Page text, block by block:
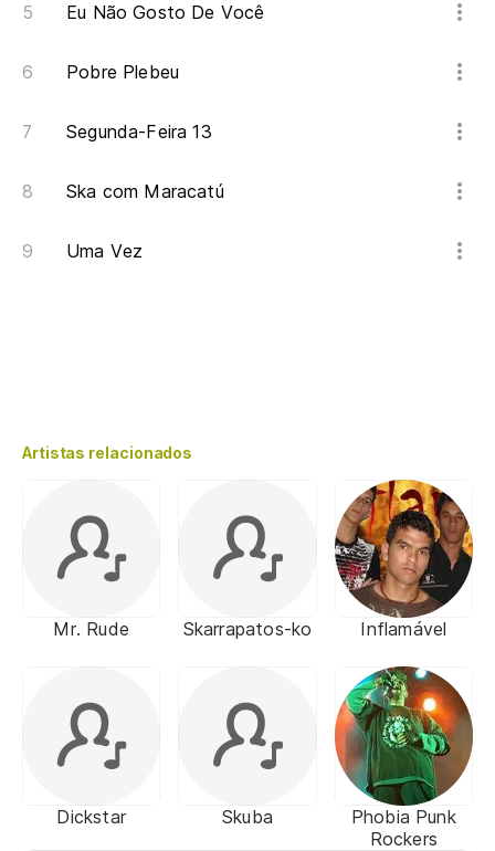
Eu Não Gosto De Você
Pobre Plebeu
Segunda-Feira 13
Ska com Maracatú
Uma Vez
Artistas relacionados
Mr. Rude Skarrapatos-ko Inflamável
Dickstar Skuba
Phobia Punk
Rockers